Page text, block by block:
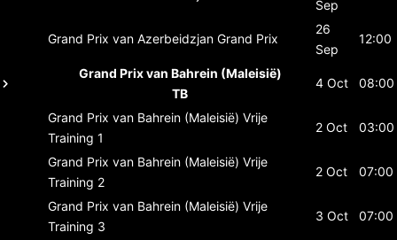
Sep
Grand Prix van Azerbeidzjan Grand Prix
26
Sep
12:00
Grand Prix van Bahrein (Maleisië)
TB
4 Oct 08:00
Grand Prix van Bahrein (Maleisië) Vrije
Training 1
2 Oct 03:00
Grand Prix van Bahrein (Maleisië) Vrije
Training 2
2 Oct 07:00
Grand Prix van Bahrein (Maleisië) Vrije
Training 3
3 Oct 07:00